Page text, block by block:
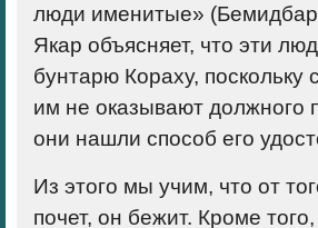
люди именитые»
Якар объясняет, что эти
бунтарю Кораху, поскольку
им не оказывают должного
они нашли способ его
Из этого мы учим, что от
почет, он бежит. Кроме